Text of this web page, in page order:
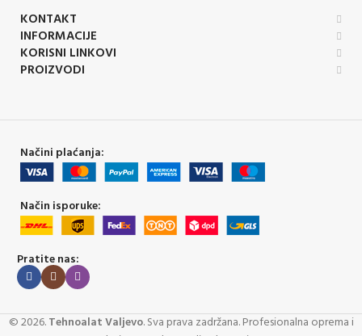
KONTAKT
INFORMACIJE
KORISNI LINKOVI
PROIZVODI
Načini plaćanja:
Način isporuke:
Pratite nas:
©2026.Tehnoalat Valjevo. Sva prava zadržana. Profesionalna oprema i